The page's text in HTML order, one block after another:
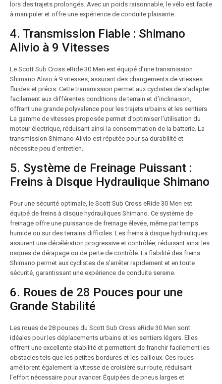
lors des trajets prolongés. Avec un poids raisonnable, le vélo est facile
à manipuler et offre une expérience de conduite plaisante.
4. Transmission Fiable : Shimano
Alivio à 9 Vitesses
Le Scott Sub Cross eRide 30 Men est équipé d’une transmission
Shimano Alivio à 9 vitesses, assurant des changements de vitesses
fluides et précis. Cette transmission permet aux cyclistes de s’adapter
facilement aux différentes conditions de terrain et d’inclinaison,
offrant une grande polyvalence pour les trajets urbains et les sentiers.
La gamme de vitesses proposée permet d’optimiser l’utilisation du
moteur électrique, réduisant ainsi la consommation de la batterie. La
transmission Shimano Alivio est réputée pour sa durabilité et
nécessite peu d’entretien.
5. Système de Freinage Puissant :
Freins à Disque Hydraulique Shimano
Pour une sécurité optimale, le Scott Sub Cross eRide 30 Men est
équipé de freins à disque hydrauliques Shimano. Ce système de
freinage offre une puissance de freinage élevée, même par temps
humide ou sur des terrains difficiles. Les freins à disque hydrauliques
assurent une décélération progressive et contrôlée, réduisant ainsi les
risques de dérapage ou de perte de contrôle. La fiabilité des freins
Shimano permet aux cyclistes de s’arrêter rapidement et en toute
sécurité, garantissant une expérience de conduite sereine.
6. Roues de 28 Pouces pour une
Grande Stabilité
Les roues de 28 pouces du Scott Sub Cross eRide 30 Men sont
idéales pour les déplacements urbains et les sentiers légers. Elles
offrent une excellente stabilité et permettent de franchir facilement les
obstacles tels que les petites bordures et les cailloux. Ces roues
améliorent également la vitesse de croisière sur route, réduisant
l’effort nécessaire pour avancer. Équipées de pneus larges et